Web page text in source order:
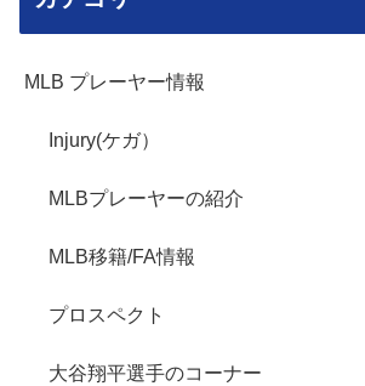
MLB プレーヤー情報
Injury(ケガ）
MLBプレーヤーの紹介
MLB移籍/FA情報
プロスペクト
大谷翔平選手のコーナー